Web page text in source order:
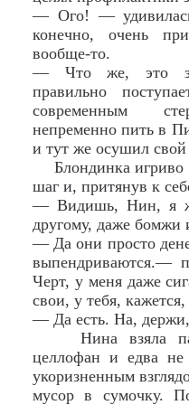
— Ого! —
конечно, очень
вообще-то.
— Что же, это
правильно
современным
непременно пить в
и тут же осушил свой
Блондинка игриво
шаг и, притянув к
— Видишь, Нин, я
другому, даже бомжи
— Да они просто
выпендриваются.—
Черт, у меня даже
свои, у тебя,
— Да есть. На, держи,
Нина взяла
целлофан и едва
укоризненным
мусор в сумочку.